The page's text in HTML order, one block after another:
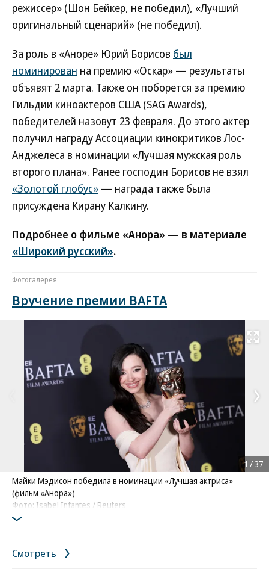
режиссер» (Шон Бейкер, не победил), «Лучший
оригинальный сценарий» (не победил).
За роль в «Аноре» Юрий Борисов был
номинирован на премию «Оскар» — результаты
объявят 2 марта. Также он поборется за премию
Гильдии киноактеров США (SAG Awards),
победителей назовут 23 февраля. До этого актер
получил награду Ассоциации кинокритиков Лос-
Анджелеса в номинации «Лучшая мужская роль
второго плана». Ранее господин Борисов не взял
«Золотой глобус» — награда также была
присуждена Кирану Калкину.
Подробнее о фильме «Анора» — в материале
«Широкий русский».
Фотогалерея
Вручение премии BAFTA
Развернуть
Майки Мэдисон победила в номинации «Лучшая актриса»
(фильм «Анора»)
Фото: Isabel Infantes / Reuters
1 /37
Смотреть